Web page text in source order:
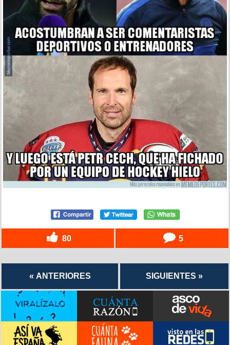
80 5
« ANTERIORES SIGUIENTES »